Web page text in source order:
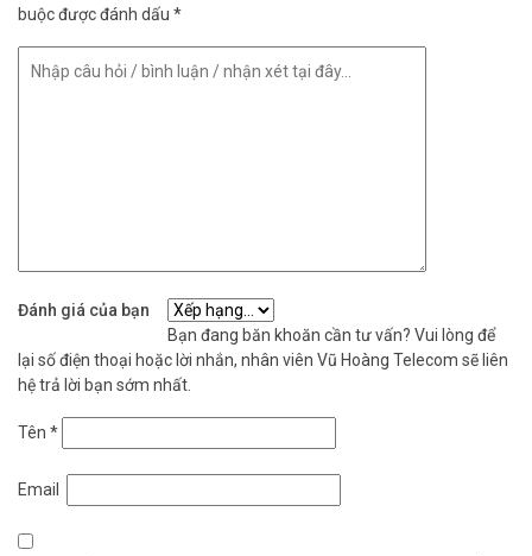
buộc được đánh dấu *
Đánh giá của bạn
Bạn đang băn khoăn cần tư vấn? Vui lòng để
lại số điện thoại hoặc lời nhắn, nhân viên Vũ Hoàng Telecom sẽ liên
hệ trả lời bạn sớm nhất.
Tên *
Email